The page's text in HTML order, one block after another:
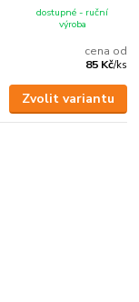
cena od
85 Kč/ks
dostupné - ruční
výroba
Zvolit variantu